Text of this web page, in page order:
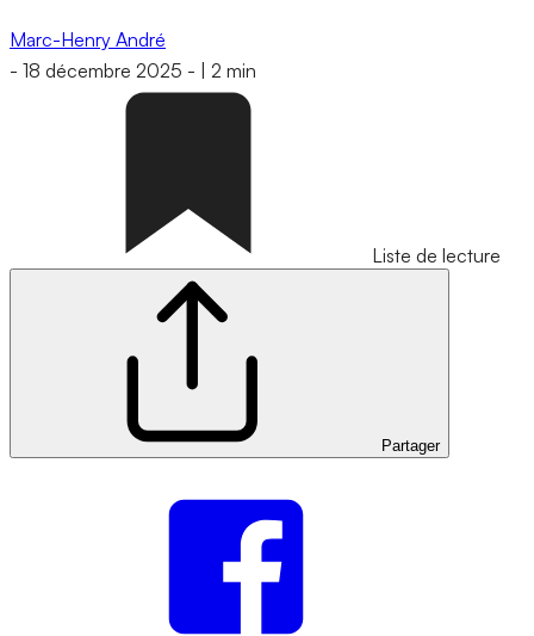
Marc-Henry André
- 18 décembre 2025 - 2 min
Liste de lecture
Partager